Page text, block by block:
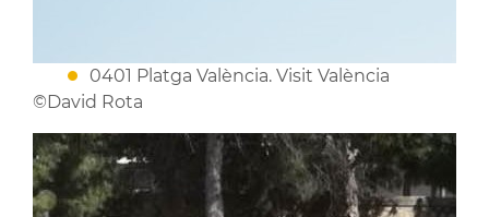
0401 Platga València. Visit València
©David Rota